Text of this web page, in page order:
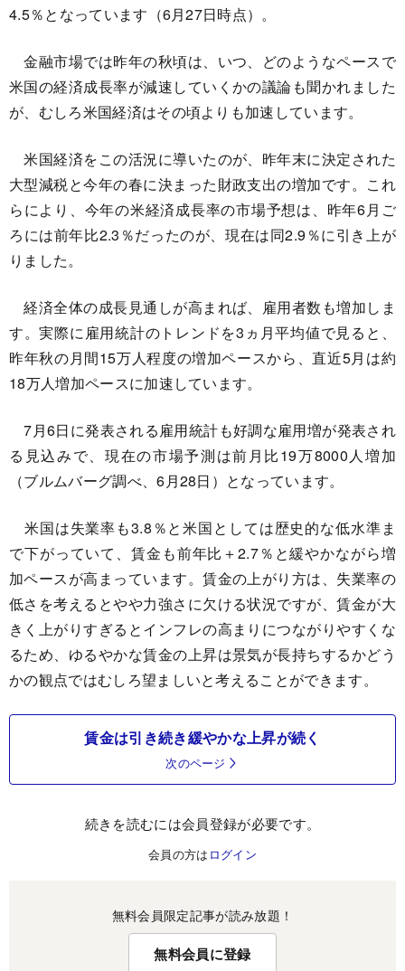
4.5％となっています（6月27日時点）。
金融市場では昨年の秋頃は、いつ、どのようなペースで
米国の経済成長率が減速していくかの議論も聞かれました
が、むしろ米国経済はその頃よりも加速しています。
米国経済をこの活況に導いたのが、昨年末に決定された
大型減税と今年の春に決まった財政支出の増加です。これ
らにより、今年の米経済成長率の市場予想は、昨年6月ご
ろには前年比2.3％だったのが、現在は同2.9％に引き上が
りました。
経済全体の成長見通しが高まれば、雇用者数も増加しま
す。実際に雇用統計のトレンドを3ヵ月平均値で見ると、
昨年秋の月間15万人程度の増加ペースから、直近5月は約
18万人増加ペースに加速しています。
7月6日に発表される雇用統計も好調な雇用増が発表され
る見込みで、現在の市場予測は前月比19万8000人増加
（ブルムバーグ調べ、6月28日）となっています。
米国は失業率も3.8％と米国としては歴史的な低水準ま
で下がっていて、賃金も前年比＋2.7％と緩やかながら増
加ペースが高まっています。賃金の上がり方は、失業率の
低さを考えるとやや力強さに欠ける状況ですが、賃金が大
きく上がりすぎるとインフレの高まりにつながりやすくな
るため、ゆるやかな賃金の上昇は景気が長持ちするかどう
かの観点ではむしろ望ましいと考えることができます。
賃金は引き続き緩やかな上昇が続く
次のページ
続きを読むには会員登録が必要です。
会員の方は ログイン
無料会員限定記事が読み放題！
無料会員に登録